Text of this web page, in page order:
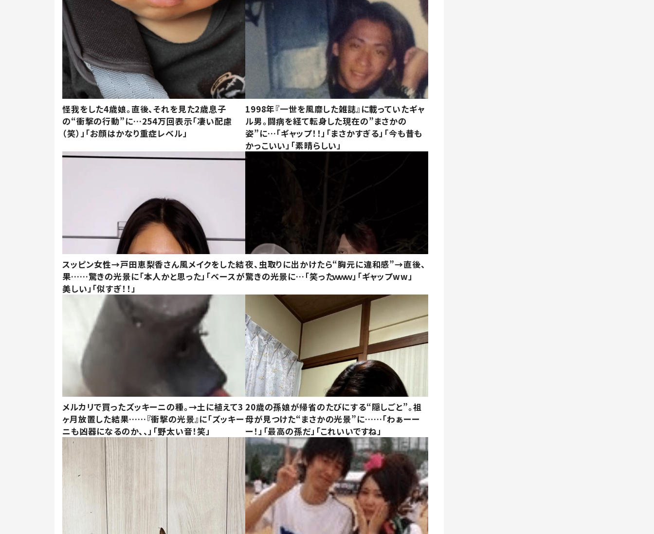
怪我をした4歳娘。直後、それを見た2歳息子
の“衝撃の行動”に…254万回表示「凄い配慮
（笑）」「お顔はかなり重症レベル」
1998年『一世を風靡した雑誌』に載っていたギャ
ル男。闘病を経て転身した現在の”まさかの
姿”に…「ギャップ！！」「まさかすぎる」「今も昔も
かっこいい」「素晴らしい」
スッピン女性→戸田恵梨香さん風メイクをした結
果……驚きの光景に「本人かと思った」「ベースが
美しい」「似すぎ！！」
夜、虫取りに出かけたら“胸元に違和感”→直後、
驚きの光景に…「笑ったｗｗｗ」「ギャップww」
メルカリで買ったズッキーニの種。→土に植えて3
ヶ月放置した結果……『衝撃の光景』に「ズッキー
ニも凶器になるのか、、」「野太い音！笑」
20歳の孫娘が帰省のたびにする“隠しごと”。祖
母が見つけた“まさかの光景”に……「わぁーー
ー！」「最高の孫だ」「これいいですね」